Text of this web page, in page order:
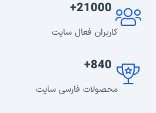
21000+
کاربران فعال سایت
840+
محصولات فارسی سایت